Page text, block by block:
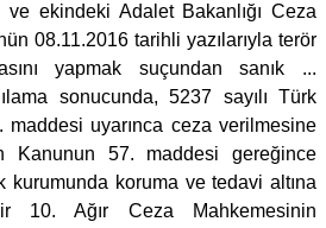
ve ekindeki Adalet Bakanlığı Ceza
08.11.2016 tarihli yazılarıyla terör
yapmak suçundan sanık ...
sonucunda, 5237 sayılı Türk
uyarınca ceza verilmesine
Kanunun 57. maddesi gereğince
kurumunda koruma ve tedavi altına
10. Ağır Ceza Mahkemesinin